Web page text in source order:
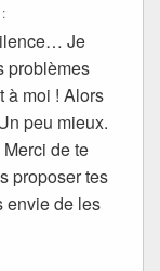
Je
problèmes
à moi ! Alors
peu mieux.
de te
proposer tes
envie de les